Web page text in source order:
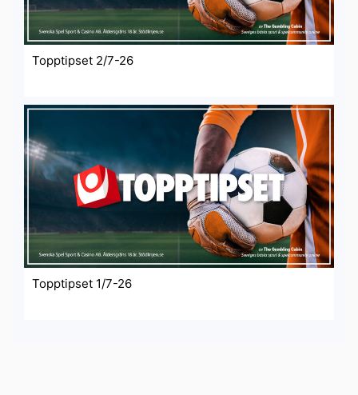
Topptipset 2/7-26
Topptipset 1/7-26